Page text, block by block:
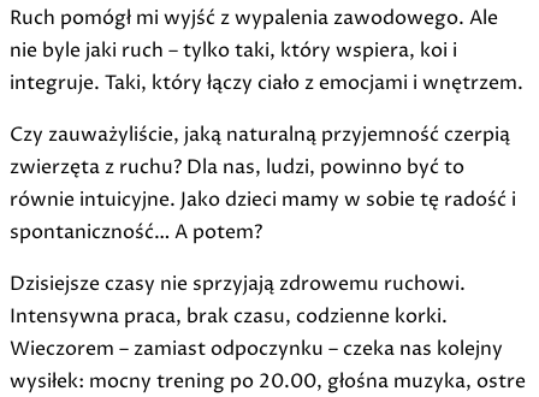
Ruch pomógł mi wyjść z wypalenia zawodowego. Ale
nie byle jaki ruch – tylko taki, który wspiera, koi i
integruje. Taki, który łączy ciało z emocjami i wnętrzem.
Czy zauważyliście, jaką naturalną przyjemność czerpią
zwierzęta z ruchu? Dla nas, ludzi, powinno być to
równie intuicyjne. Jako dzieci mamy w sobie tę radość i
spontaniczność… A potem?
Dzisiejsze czasy nie sprzyjają zdrowemu ruchowi.
Intensywna praca, brak czasu, codzienne korki.
Wieczorem – zamiast odpoczynku – czeka nas kolejny
wysiłek: mocny trening po 20.00, głośna muzyka, ostre